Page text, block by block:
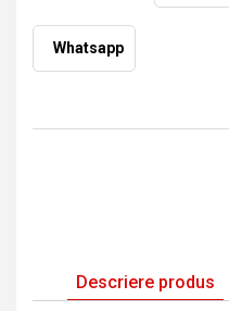
Descriere produs
Whatsapp